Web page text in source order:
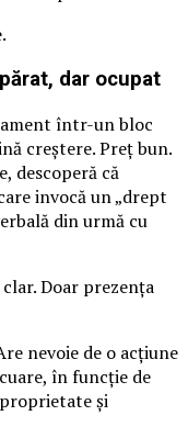
dar ocupat
într-un bloc
creștere. Preț bun.
descoperă că
invocă un „drept
din urmă cu
Doar prezența
nevoie de o acțiune
în funcție de
și